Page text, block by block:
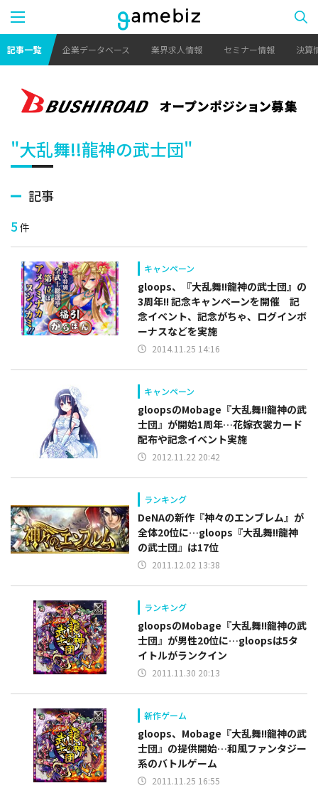
記事一覧 企業データベース 業界求人情報 セミナー情報 決算
"大乱舞!!龍神の武士団"
記事
5件
キャンペーン
gloops、『大乱舞!!龍神の武士団』の
3周年!! 記念キャンペーンを開催 記
念イベント、記念がちゃ、ログインボ
ーナスなどを実施
2014.11.25 14:16
キャンペーン
gloopsのMobage『大乱舞!!龍神の武
士団』が開始1周年…花嫁衣裳カード
配布や記念イベント実施
2012.11.22 20:42
ランキング
DeNAの新作『神々のエンブレム』が
全体20位に…gloops『大乱舞!!龍神
の武士団』は17位
2011.12.02 13:38
ランキング
gloopsのMobage『大乱舞!!龍神の武
士団』が男性20位に…gloopsは5タ
イトルがランクイン
2011.11.30 20:13
新作ゲーム
gloops、Mobage『大乱舞!!龍神の武
士団』の提供開始…和風ファンタジー
系のバトルゲーム
2011.11.25 16:55